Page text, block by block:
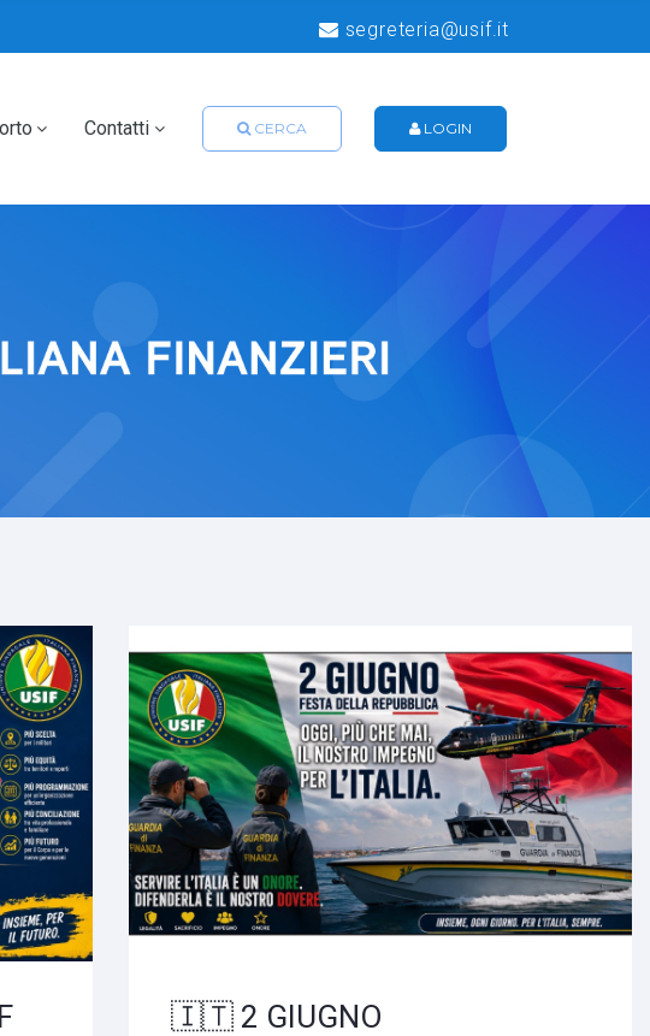
segreteria@usif.it
Contatti CERCA LOGIN
🇮🇹 2 GIUGNO